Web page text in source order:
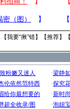
我要“揪”错】【推荐】